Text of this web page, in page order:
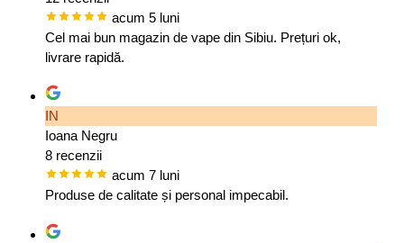
acum 5 luni
Cel mai bun magazin de vape din Sibiu. Prețuri ok,
livrare rapidă.
IN
Ioana Negru
8 recenzii
acum 7 luni
Produse de calitate și personal impecabil.